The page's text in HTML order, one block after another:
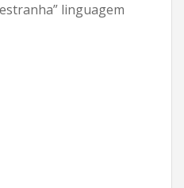
linguagem